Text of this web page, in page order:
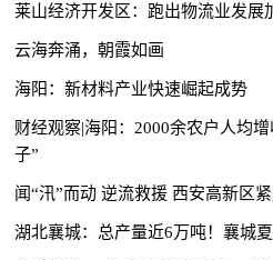
莱山经济开发区：跑出物流业发展
云海奔涌，朝霞如画
海阳：新材料产业快速崛起成势
财经观察|海阳：2000余农户人均
子”
闻“汛”而动 逆流救援 西安高新区
湖北襄城：总产量近6万吨！襄城